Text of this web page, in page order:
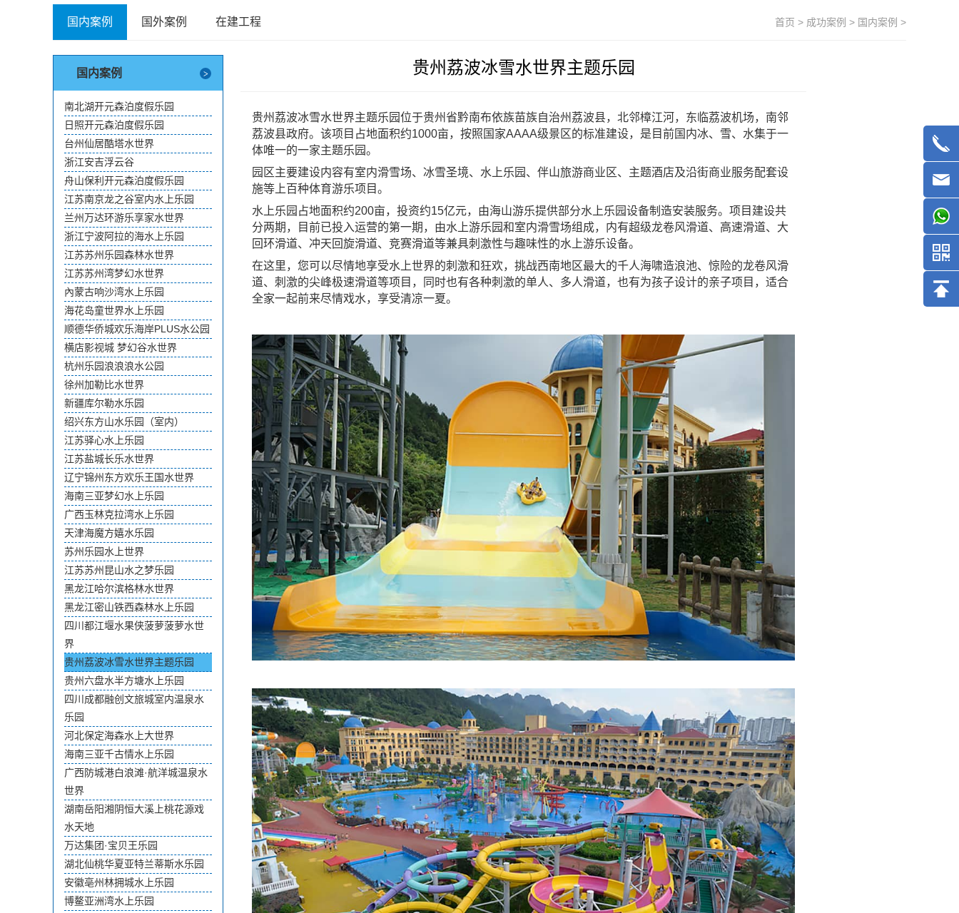
首页 > 成功案例 > 国内案例 >
国内案例 国外案例 在建工程
国内案例
南北湖开元森泊度假乐园
日照开元森泊度假乐园
台州仙居酷塔水世界
浙江安吉浮云谷
舟山保利开元森泊度假乐园
江苏南京龙之谷室内水上乐园
兰州万达环游乐享家水世界
浙江宁波阿拉的海水上乐园
江苏苏州乐园森林水世界
江苏苏州湾梦幻水世界
內蒙古响沙湾水上乐园
海花岛童世界水上乐园
顺德华侨城欢乐海岸PLUS水公园
横店影视城 梦幻谷水世界
杭州乐园浪浪浪水公园
徐州加勒比水世界
新疆库尔勒水乐园
绍兴东方山水乐园（室内）
江苏驿心水上乐园
江苏盐城长乐水世界
辽宁锦州东方欢乐王国水世界
海南三亚梦幻水上乐园
广西玉林克拉湾水上乐园
天津海魔方嬉水乐园
苏州乐园水上世界
江苏苏州昆山水之梦乐园
黑龙江哈尔滨格林水世界
黑龙江密山铁西森林水上乐园
四川都江堰水果侠菠萝菠萝水世
界
贵州荔波冰雪水世界主题乐园
贵州六盘水半方塘水上乐园
四川成都融创文旅城室内温泉水
乐园
河北保定海森水上大世界
海南三亚千古情水上乐园
广西防城港白浪滩·航洋城温泉水
世界
湖南岳阳湘阴恒大溪上桃花源戏
水天地
万达集团·宝贝王乐园
湖北仙桃华夏亚特兰蒂斯水乐园
安徽亳州林拥城水上乐园
博鳌亚洲湾水上乐园
贵州荔波冰雪水世界主题乐园
贵州荔波冰雪水世界主题乐园位于贵州省黔南布依族苗族自治州荔波县，北邻樟江河，东临荔波机场，南邻
荔波县政府。该项目占地面积约1000亩，按照国家AAAA级景区的标准建设，是目前国内冰、雪、水集于一
体唯一的一家主题乐园。
园区主要建设内容有室内滑雪场、冰雪圣境、水上乐园、伴山旅游商业区、主题酒店及沿街商业服务配套设
施等上百种体育游乐项目。
水上乐园占地面积约200亩，投资约15亿元，由海山游乐提供部分水上乐园设备制造安装服务。项目建设共
分两期，目前已投入运营的第一期，由水上游乐园和室内滑雪场组成，内有超级龙卷风滑道、高速滑道、大
回环滑道、冲天回旋滑道、竞赛滑道等兼具刺激性与趣味性的水上游乐设备。
在这里，您可以尽情地享受水上世界的刺激和狂欢，挑战西南地区最大的千人海啸造浪池、惊险的龙卷风滑
道、刺激的尖峰极速滑道等项目，同时也有各种刺激的单人、多人滑道，也有为孩子设计的亲子项目，适合
全家一起前来尽情戏水，享受清凉一夏。